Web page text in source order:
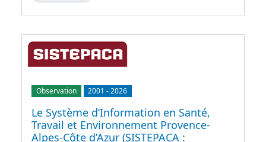
Observation 2001 -2026
Le Système d’Information en Santé,
Travail et Environnement Provence-
Alpes-Côte d’Azur (SISTEPACA :